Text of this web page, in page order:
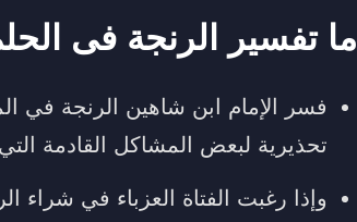
ما تفسير الرنجة فى
فسر الإمام ابن شاهين الرنجة في
تحذيرية لبعض المشاكل القادمة
وإذا رغبت الفتاة العزباء في شراء